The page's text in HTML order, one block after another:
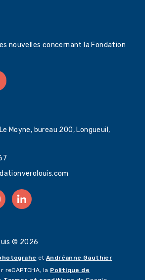
nouvelles concernant la Fondation
Moyne, bureau 200, Longueuil,
© 2026
etAndréanne Gauthier
la Politique de